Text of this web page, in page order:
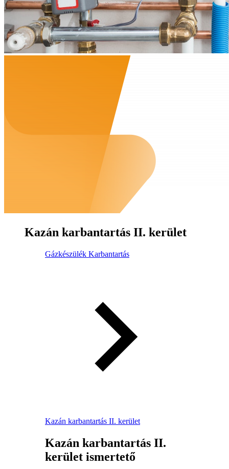
Kazán karbantartás II. kerület
Gázkészülék Karbantartás
Kazán karbantartás II. kerület
Kazán karbantartás II.
kerület ismertető